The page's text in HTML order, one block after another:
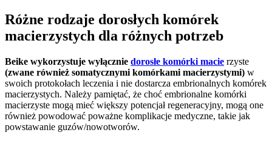
Różne rodzaje dorosłych komórek
macierzystych dla różnych potrzeb
Beike wykorzystuje wyłącznie dorosłe komórki macie rzyste
(zwane również somatycznymi komórkami macierzystymi) w
swoich protokołach leczenia i nie dostarcza embrionalnych komórek
macierzystych. Należy pamiętać, że choć embrionalne komórki
macierzyste mogą mieć większy potencjał regeneracyjny, mogą one
również powodować poważne komplikacje medyczne, takie jak
powstawanie guzów/nowotworów.